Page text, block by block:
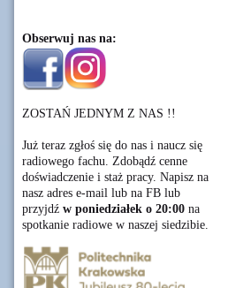
Obserwuj nas na:
ZOSTAŃ JEDNYM Z NAS !!
Już teraz zgłoś się do nas i naucz się
radiowego fachu. Zdobądź cenne
doświadczenie i staż pracy. Napisz na
nasz adres e-mail lub na FB lub
przyjdź w poniedziałek o 20:00 na
spotkanie radiowe w naszej siedzibie.